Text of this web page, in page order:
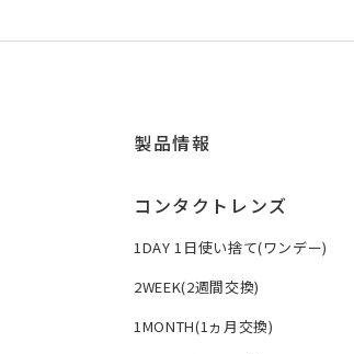
製品情報
コンタクトレンズ
1DAY 1日使い捨て(ワンデー)
2WEEK(2週間交換)
1MONTH(1ヵ月交換)